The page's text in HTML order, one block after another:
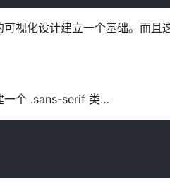
视化设计建立一个基础。而且
一个 .sans-serif 类…